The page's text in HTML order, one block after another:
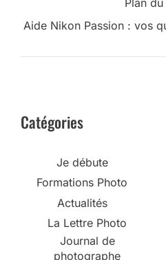
Plan
Aide Nikon Passion : vos
Catégories
Je débute
Formations Photo
Actualités
La Lettre Photo
Journal de
photographe